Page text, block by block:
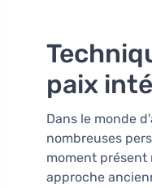
paix
Dans le monde
nombreuses
moment présent
approche